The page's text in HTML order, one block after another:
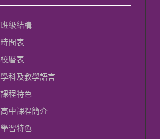
班級結構
時間表
校曆表
學科及教學語言
課程特色
高中課程簡介
學習特色